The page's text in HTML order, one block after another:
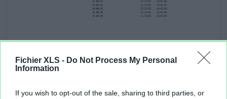
Fichier XLS - Do Not Process My Personal
Information
If you wish to opt-out of the sale, sharing to third parties, or